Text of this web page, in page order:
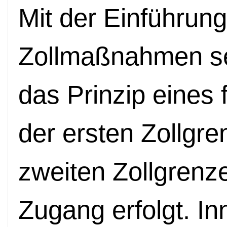
Mit der
Zollmaßnahmen
das Prinzip eines
der ersten
zweiten
Zugang erfolgt.